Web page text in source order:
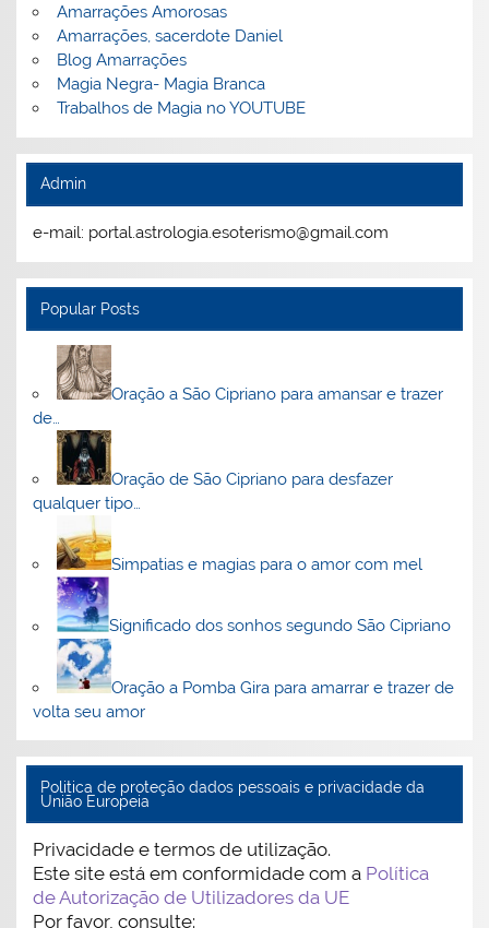
Amarrações Amorosas
Amarrações, sacerdote Daniel
Blog Amarrações
Magia Negra- Magia Branca
Trabalhos de Magia no YOUTUBE
Admin
e-mail: portal.astrologia.esoterismo@gmail.com
Popular Posts
Oração a São Cipriano para amansar e trazer
de…
Oração de São Cipriano para desfazer
qualquer tipo…
Simpatias e magias para o amor com mel
Significado dos sonhos segundo São Cipriano
Oração a Pomba Gira para amarrar e trazer de
volta seu amor
Politica de proteção dados pessoais e privacidade da
União Europeia
Privacidade e termos de utilização.
Este site está em conformidade com a Política
de Autorização de Utilizadores da UE
Por favor, consulte: